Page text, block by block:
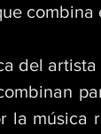
combina
del
la música